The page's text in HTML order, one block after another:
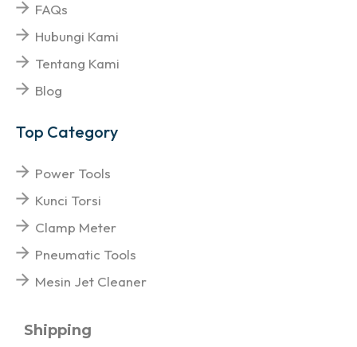
FAQs
Hubungi Kami
Tentang Kami
Blog
Top Category
Power Tools
Kunci Torsi
Clamp Meter
Pneumatic Tools
Mesin Jet Cleaner
Shipping